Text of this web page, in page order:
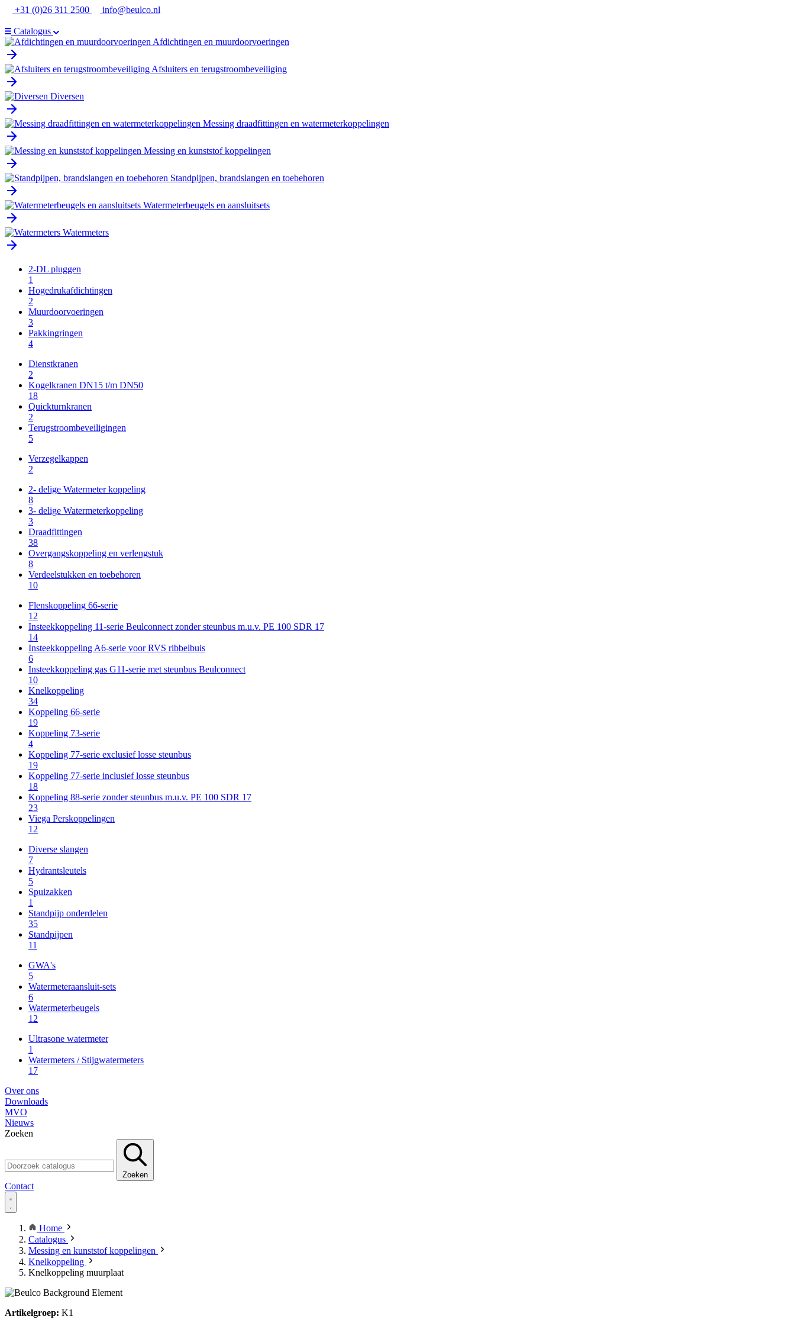
Ga
de
inhoud
+31 (0)26 311 2500 info@beulco.nl
Catalogus
Afdichtingen en muurdoorvoeringen
Afsluiters en terugstroombeveiliging
Diversen
Messing draadfittingen en watermeterkoppelingen
Messing en kunststof koppelingen
Standpijpen, brandslangen en toebehoren
Watermeterbeugels en aansluitsets
Watermeters
2-DL pluggen
1
Hogedrukafdichtingen
2
Muurdoorvoeringen
3
Pakkingringen
4
Dienstkranen
2
Kogelkranen DN15 t/m DN50
18
Quickturnkranen
2
Terugstroombeveiligingen
5
Verzegelkappen
2
2- delige Watermeter koppeling
8
3- delige Watermeterkoppeling
3
Draadfittingen
38
Overgangskoppeling en verlengstuk
8
Verdeelstukken en toebehoren
10
Flenskoppeling 66-serie
12
Insteekkoppeling 11-serie Beulconnect zonder steunbus m.u.v. PE 100 SDR 17
14
Insteekkoppeling A6-serie voor RVS ribbelbuis
6
Insteekkoppeling gas G11-serie met steunbus Beulconnect
10
Knelkoppeling
34
Koppeling 66-serie
19
Koppeling 73-serie
4
Koppeling 77-serie exclusief losse steunbus
19
Koppeling 77-serie inclusief losse steunbus
18
Koppeling 88-serie zonder steunbus m.u.v. PE 100 SDR 17
23
Viega Perskoppelingen
12
Diverse slangen
7
Hydrantsleutels
5
Spuizakken
1
Standpijp onderdelen
35
Standpijpen
11
GWA's
5
Watermeteraansluit-sets
6
Watermeterbeugels
12
Ultrasone watermeter
1
Watermeters / Stijgwatermeters
17
Over ons
Downloads
MVO
Nieuws
Zoeken
Zoeken
Contact
Home
Catalogus
Messing en kunststof koppelingen
Knelkoppeling
Knelkoppeling muurplaat
Artikelgroep: K1